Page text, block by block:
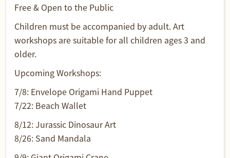
Free & Open to the Public
Children must be accompanied by adult. Art
workshops are suitable for all children ages 3 and
older.
Upcoming Workshops:
7/8: Envelope Origami Hand Puppet
7/22: Beach Wallet
8/12: Jurassic Dinosaur Art
8/26: Sand Mandala